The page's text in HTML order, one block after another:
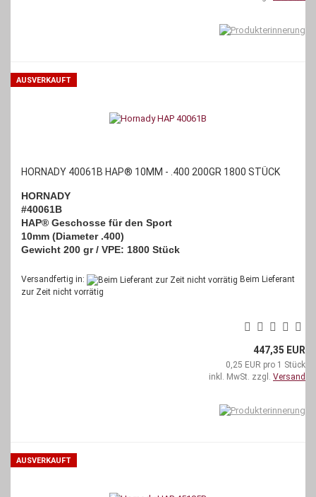
AUSVERKAUFT
HORNADY 40061B HAP® 10MM - .400 200GR 1800 STÜCK
HORNADY
#40061B
HAP® Geschosse für den Sport
10mm (Diameter .400)
Gewicht 200 gr / VPE: 1800 Stück
Versandfertig in:
Beim Lieferant
zur Zeit nicht vorrätig
447,35 EUR
0,25 EUR pro 1 Stück
inkl. MwSt. zzgl. Versand
AUSVERKAUFT